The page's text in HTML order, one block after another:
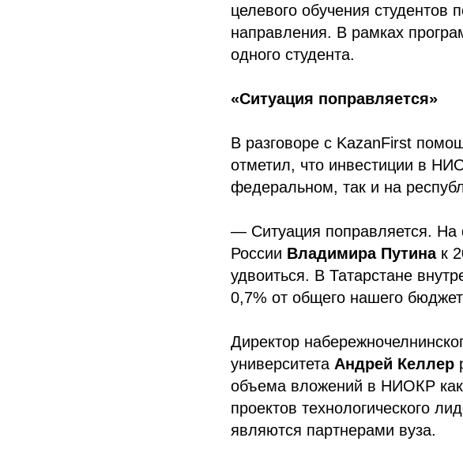
целевого обучения студентов
направления. В рамках
одного студента.
«Ситуация поправляется»
В разговоре с KazanFirst
отметил, что инвестиции в
федеральном, так и на
— Ситуация поправляется.
России Владимира Путинак
удвоиться. В Татарстане
0,7% от общего нашего
Директор
университета Андрей Келлер
объема вложений в НИОКР как
проектов технологического
являются партнерами вуза.